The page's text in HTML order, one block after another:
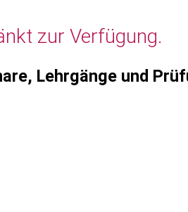
zur Verfügung.
Lehrgänge und